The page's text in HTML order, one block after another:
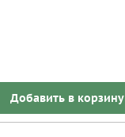
Добавить в корзину